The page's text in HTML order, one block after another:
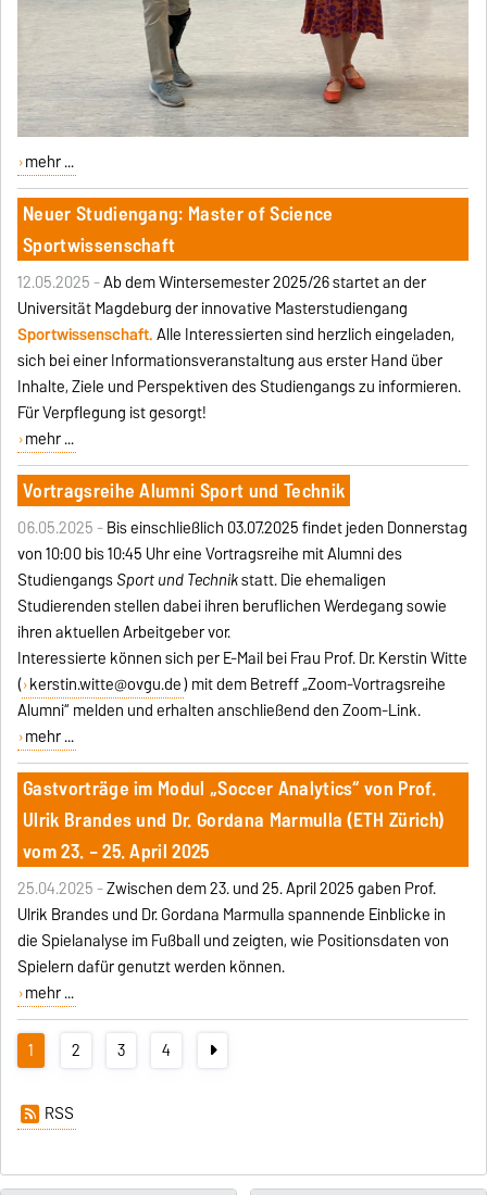
mehr ...
Neuer Studiengang: Master of Science
Sportwissenschaft
12.05.2025 -Ab dem Wintersemester 2025/26 startet an der
Universität Magdeburg der innovative Masterstudiengang
Sportwissenschaft.Alle Interessierten sind herzlich eingeladen,
sich bei einer Informationsveranstaltung aus erster Hand über
Inhalte, Ziele und Perspektiven des Studiengangs zu informieren.
Für Verpflegung ist gesorgt!
mehr ...
Vortragsreihe Alumni Sport und Technik
06.05.2025 -Bis einschließlich 03.07.2025 findet jeden Donnerstag
von 10:00 bis 10:45 Uhr eine Vortragsreihe mit Alumni des
StudiengangsSport und Technikstatt. Die ehemaligen
Studierenden stellen dabei ihren beruflichen Werdegang sowie
ihren aktuellen Arbeitgeber vor.
Interessierte können sich per E-Mail bei Frau Prof. Dr. Kerstin Witte
( kerstin.witte@ovgu.de) mit dem Betreff „Zoom-Vortragsreihe
Alumni“ melden und erhalten anschließend den Zoom-Link.
mehr ...
Gastvorträge im Modul „Soccer Analytics“ von Prof.
Ulrik Brandes und Dr. Gordana Marmulla (ETH Zürich)
vom 23. – 25. April 2025
25.04.2025 -Zwischen dem 23. und 25. April 2025 gaben Prof.
Ulrik Brandes und Dr. Gordana Marmulla spannende Einblicke in
die Spielanalyse im Fußball und zeigten, wie Positionsdaten von
Spielern dafür genutzt werden können.
mehr ...
1 2 3 4
RSS